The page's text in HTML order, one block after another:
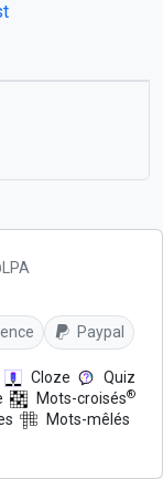
Paypal
Cloze
Quiz
Mots-croisés®
Mots-mêlés